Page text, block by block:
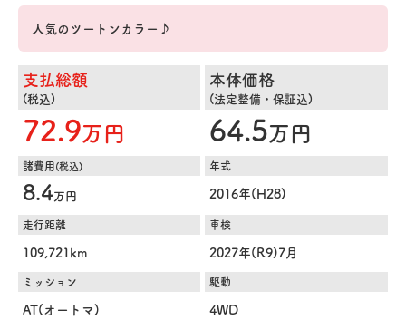
人気のツートンカラー♪
支払総額
(税込)
72.9万円
本体価格
(法定整備・保証込)
64.5万円
諸費用(税込)
8.4万円
年式
2016年(H28)
走行距離
109,721km
車検
2027年(R9)7月
ミッション
AT(オートマ)
駆動
4WD